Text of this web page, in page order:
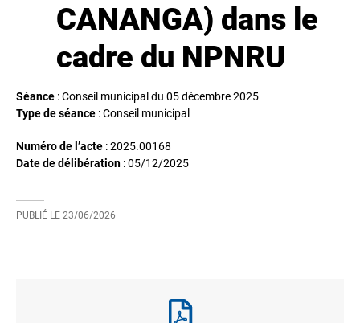
CANANGA) dans le
cadre du NPNRU
Séance : Conseil municipal du 05 décembre 2025
Type de séance : Conseil municipal
Numéro de l’acte : 2025.00168
Date de délibération :05/12/2025
PUBLIÉ LE 23/06/2026